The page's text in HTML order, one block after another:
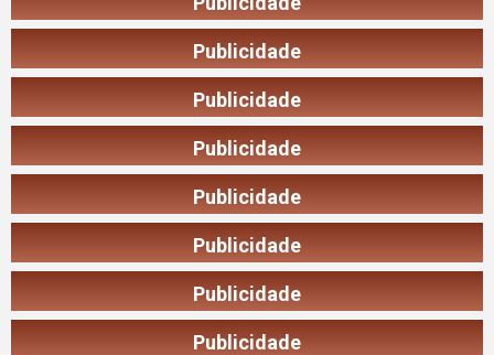
Publicidade
Publicidade
Publicidade
Publicidade
Publicidade
Publicidade
Publicidade